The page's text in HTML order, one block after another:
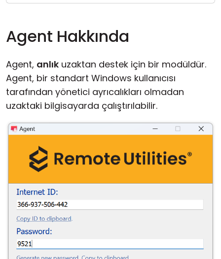
Agent Hakkında
Agent, anlık uzaktan destek için bir modüldür.
Agent, bir standart Windows kullanıcısı
tarafından yönetici ayrıcalıkları olmadan
uzaktaki bilgisayarda çalıştırılabilir.